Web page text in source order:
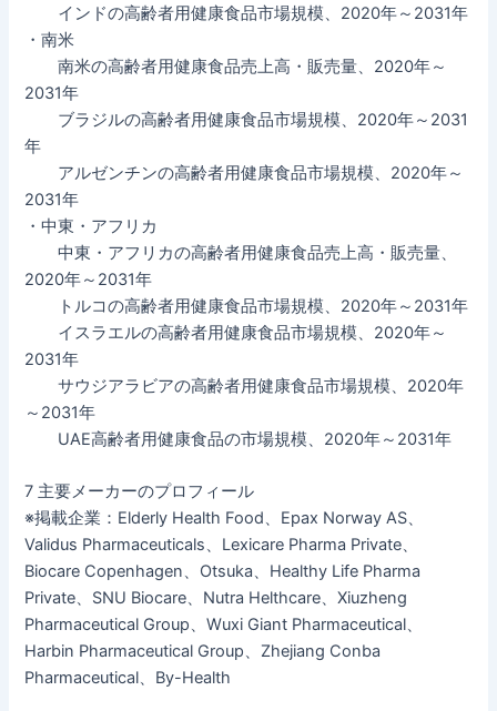
インドの高齢者用健康食品市場規模、2020年～2031年
・南米
南米の高齢者用健康食品売上高・販売量、2020年～
2031年
ブラジルの高齢者用健康食品市場規模、2020年～2031
年
アルゼンチンの高齢者用健康食品市場規模、2020年～
2031年
・中東・アフリカ
中東・アフリカの高齢者用健康食品売上高・販売量、
2020年～2031年
トルコの高齢者用健康食品市場規模、2020年～2031年
イスラエルの高齢者用健康食品市場規模、2020年～
2031年
サウジアラビアの高齢者用健康食品市場規模、2020年
～2031年
UAE高齢者用健康食品の市場規模、2020年～2031年
7 主要メーカーのプロフィール
※掲載企業：Elderly Health Food、Epax Norway AS、
Validus Pharmaceuticals、Lexicare Pharma Private、
Biocare Copenhagen、Otsuka、Healthy Life Pharma
Private、SNU Biocare、Nutra Helthcare、Xiuzheng
Pharmaceutical Group、Wuxi Giant Pharmaceutical、
Harbin Pharmaceutical Group、Zhejiang Conba
Pharmaceutical、By-Health